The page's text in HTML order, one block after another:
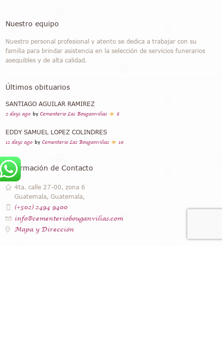
Nuestro equipo
Nuestro personal profesional y atento se dedica a trabajar con su
familia para brindar asistencia en la selección de servicios funerarios
asequibles y de alta calidad.
Últimos obituarios
SANTIAGO AGUILAR RAMIREZ
2 days ago by Cementerio Las Bouganvilias 8
EDDY SAMUEL LOPEZ COLINDRES
12 days ago by Cementerio Las Bouganvilias 10
Información de Contacto
4ta. calle 27-00, zona 6
Guatemala, Guatemala,
(+502) 2494 9400
info@cementeriobouganvilias.com
Mapa y Dirección